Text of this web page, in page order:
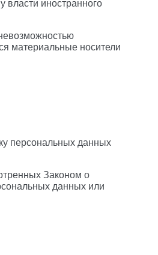
власти иностранного
материальные носители
персональных данных
Законом о
данных или